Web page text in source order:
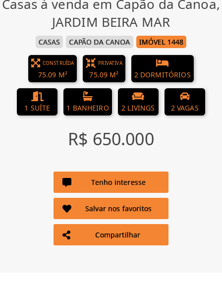
Casas à venda em Capão da Canoa,
JARDIM BEIRA MAR
CASAS CAPÃO DA CANOA IMÓVEL 1448
CONSTRUÍDA
75.09 M²
PRIVATIVA
75.09 M² 2 DORMITÓRIOS
1 SUÍTE 1 BANHEIRO 2 LIVINGS 2 VAGAS
R$ 650.000
Tenho interesse
Salvar nos favoritos
Compartilhar